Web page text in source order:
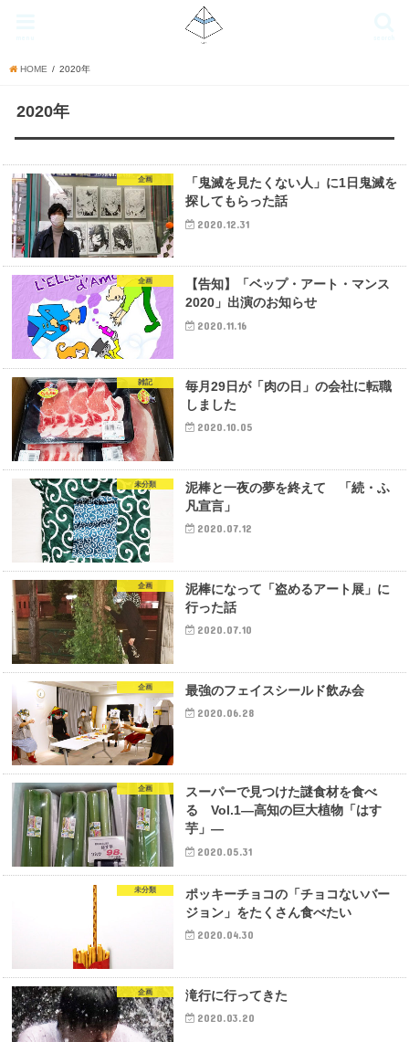
HOME 2020年
2020年
企画
「鬼滅を見たくない人」に1日鬼滅を
探してもらった話
2020.12.31
企画
【告知】「ベップ・アート・マンス
2020」出演のお知らせ
2020.11.16
雑記
毎月29日が「肉の日」の会社に転職
しました
2020.10.05
未分類
泥棒と一夜の夢を終えて 「続・ふ
凡宣言」
2020.07.12
企画
泥棒になって「盗めるアート展」に
行った話
2020.07.10
企画 最強のフェイスシールド飲み会
2020.06.28
企画
スーパーで見つけた謎食材を食べ
る Vol.1―高知の巨大植物「はす
芋」―
2020.05.31
未分類
ポッキーチョコの「チョコないバー
ジョン」をたくさん食べたい
2020.04.30
企画 滝行に行ってきた
2020.03.20